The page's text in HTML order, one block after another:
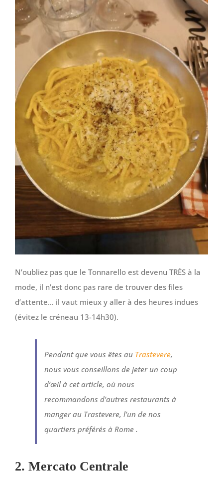
N’oubliez pas que le Tonnarello est devenu TRÈS à la
mode, il n’est donc pas rare de trouver des files
d’attente… il vaut mieux y aller à des heures indues
(évitez le créneau 13-14h30).
Pendant que vous êtes au Trastevere,
nous vous conseillons de jeter un coup
d’œil à cet article, où nous
recommandons d’autres restaurants à
manger au Trastevere, l’un de nos
quartiers préférés à Rome .
2. Mercato Centrale